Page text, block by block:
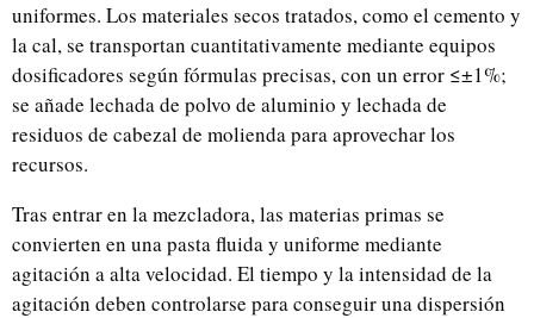
uniformes. Los materiales secos tratados, como el cemento y
la cal, se transportan cuantitativamente mediante equipos
dosificadores según fórmulas precisas, con un error ≤±1%;
se añade lechada de polvo de aluminio y lechada de
residuos de cabezal de molienda para aprovechar los
recursos.
Tras entrar en la mezcladora, las materias primas se
convierten en una pasta fluida y uniforme mediante
agitación a alta velocidad. El tiempo y la intensidad de la
agitación deben controlarse para conseguir una dispersión